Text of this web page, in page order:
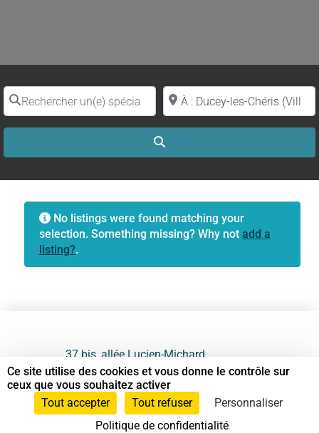
Rechercher un(e) spécialiste par nomProche de (ville ou région)
No listings were found matching your
selection. Something missing? Why not add a
listing?.
37 bis, allée Lucien-Michard
93190 Livry-Gargan
06 61 87 28 09
Ce site utilise des cookies et vous donne le contrôle sur
ceux que vous souhaitez activer
Tout accepter
Tout refuser
Personnaliser
Politique de confidentialité